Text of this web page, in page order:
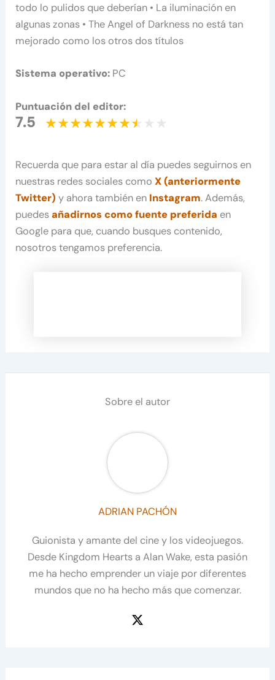
todo lo pulidos que deberían • La iluminación en
algunas zonas • The Angel of Darkness no está tan
mejorado como los otros dos títulos
Sistema operativo: PC
Puntuación del editor:
7.5
Recuerda que para estar al día puedes seguirnos en
nuestras redes sociales comoX (anteriormente
Twitter) y ahora también en Instagram. Además,
puedesañadirnos como fuente preferida en
Google para que, cuando busques contenido,
nosotros tengamos preferencia.
Sobre el autor
ADRIAN PACHÓN
Guionista y amante del cine y los videojuegos.
Desde Kingdom Hearts a Alan Wake, esta pasión
me ha hecho emprender un viaje por diferentes
mundos que no ha hecho más que comenzar.